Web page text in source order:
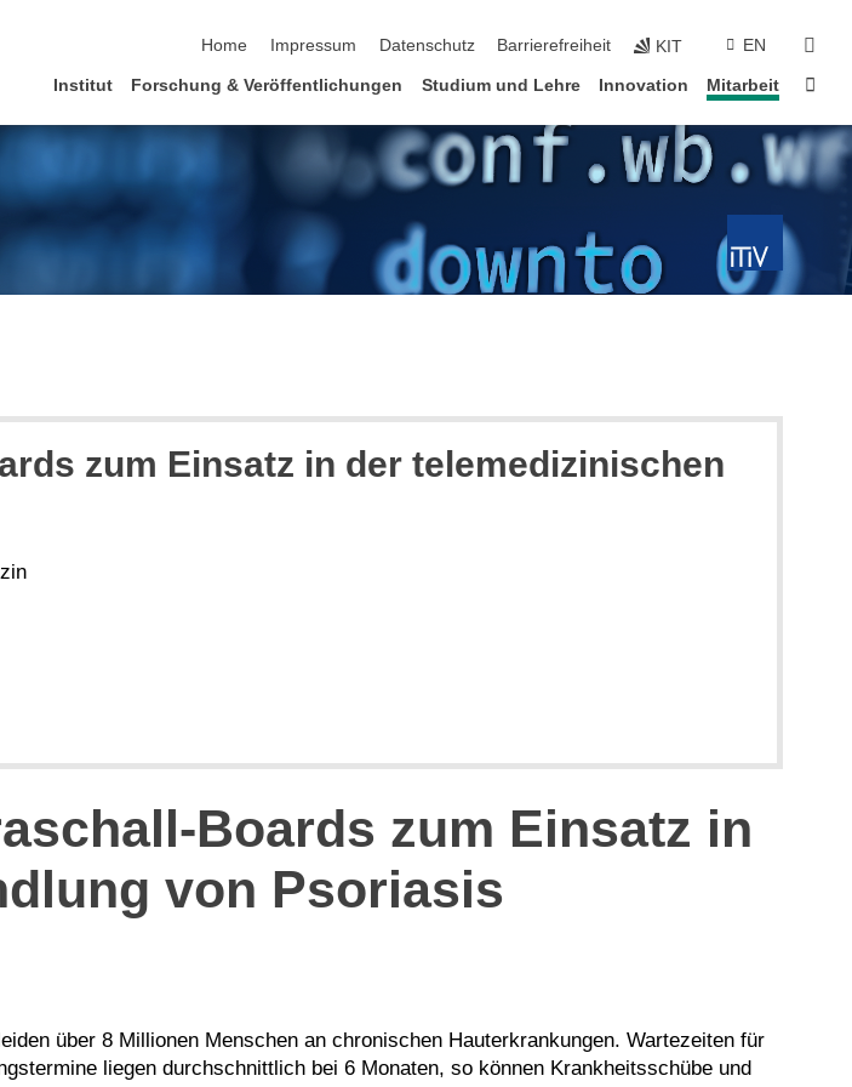
Home
Impressum Datenschutz Barrierefreiheit KIT EN
Institut Forschung & Veröffentlichungen Studium und Lehre Innovation Mitarbeit
zum Einsatz in der telemedizinischen
Boards zum Einsatz in
von Psoriasis
über 8 Millionen Menschen an chronischen Hauterkrankungen. Wartezeiten für
liegen durchschnittlich bei 6 Monaten, so können Krankheitsschübe und